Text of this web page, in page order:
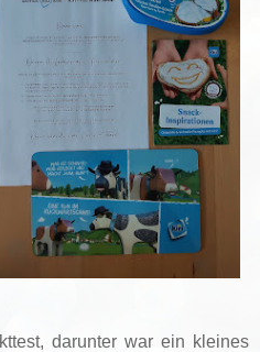
darunter war ein kleines